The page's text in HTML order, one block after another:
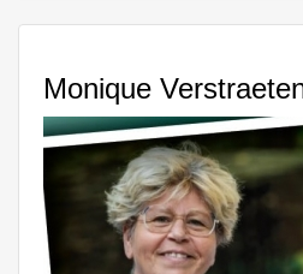
Monique